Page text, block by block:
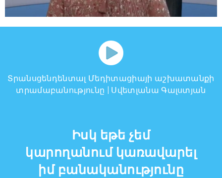
Տրանսցենդենտալ Մեդիտացիայի աշխատանքի
տրամաբանությունը | Սվետլանա Գալստյան
Իսկ եթե չեմ
կարողանում կառավարել
իմ բանականությունը